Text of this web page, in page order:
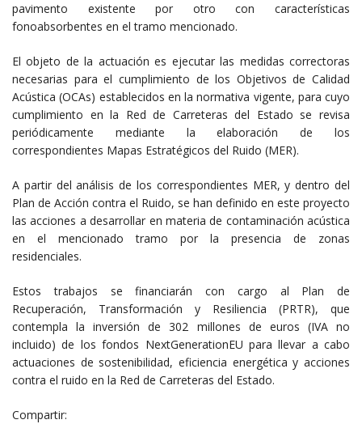
pavimento existente por otro con características
fonoabsorbentes en el tramo mencionado.
El objeto de la actuación es ejecutar las medidas correctoras
necesarias para el cumplimiento de los Objetivos de Calidad
Acústica (OCAs) establecidos en la normativa vigente, para cuyo
cumplimiento en la Red de Carreteras del Estado se revisa
periódicamente mediante la elaboración de los
correspondientes Mapas Estratégicos del Ruido (MER).
A partir del análisis de los correspondientes MER, y dentro del
Plan de Acción contra el Ruido, se han definido en este proyecto
las acciones a desarrollar en materia de contaminación acústica
en el mencionado tramo por la presencia de zonas
residenciales.
Estos trabajos se financiarán con cargo al Plan de
Recuperación, Transformación y Resiliencia (PRTR), que
contempla la inversión de 302 millones de euros (IVA no
incluido) de los fondos NextGenerationEU para llevar a cabo
actuaciones de sostenibilidad, eficiencia energética y acciones
contra el ruido en la Red de Carreteras del Estado.
Compartir: